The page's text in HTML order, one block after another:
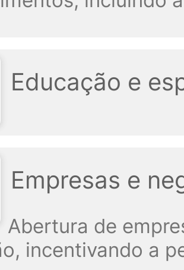
Educação e
Empresas e
Abertura de
incentivando a